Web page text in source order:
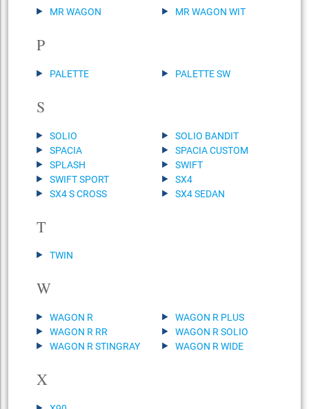
MR WAGON MR WAGON WIT
P
PALETTE PALETTE SW
S
SOLIO
SOLIO BANDIT
SPACIA
SPACIA CUSTOM
SPLASH
SWIFT
SWIFT SPORT
SX4
SX4 S CROSS
SX4 SEDAN
T
TWIN
W
WAGON R
WAGON R PLUS
WAGON R RR
WAGON R SOLIO
WAGON R STINGRAY
WAGON R WIDE
X